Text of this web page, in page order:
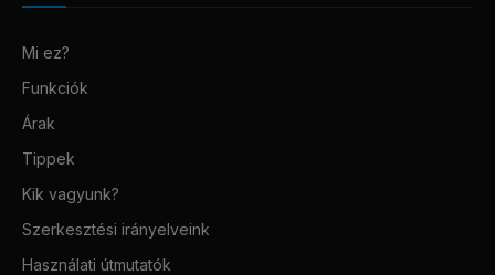
Mi ez?
Funkciók
Árak
Tippek
Kik vagyunk?
Szerkesztési irányelveink
Használati útmutatók